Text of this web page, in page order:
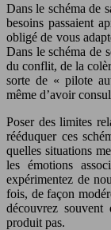
Dans le schéma de
besoins passaient
obligé de vous
Dans le schéma de
du conflit, de la
sorte de « pilote
même d’avoir
Poser des limites
rééduquer ces
quelles situations
les émotions
expérimentez de
fois, de façon
découvrez souvent
produit pas.